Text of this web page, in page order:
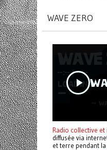
WAVE ZERO
Radio collective
diffusée via
et terre pendant